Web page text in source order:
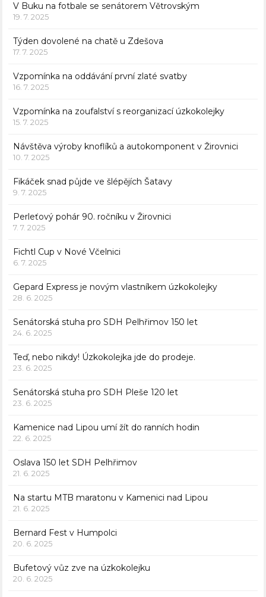
V Buku na fotbale se senátorem Větrovským
19. 7. 2025
Týden dovolené na chatě u Zdešova
17. 7. 2025
Vzpomínka na oddávání první zlaté svatby
16. 7. 2025
Vzpomínka na zoufalství s reorganizací úzkokolejky
15. 7. 2025
Návštěva výroby knoflíků a autokomponent v Žirovnici
10. 7. 2025
Fikáček snad půjde ve šlépějích Šatavy
9. 7. 2025
Perleťový pohár 90. ročníku v Žirovnici
7. 7. 2025
Fichtl Cup v Nové Včelnici
6. 7. 2025
Gepard Express je novým vlastníkem úzkokolejky
28. 6. 2025
Senátorská stuha pro SDH Pelhřimov 150 let
24. 6. 2025
Teď, nebo nikdy! Úzkokolejka jde do prodeje.
23. 6. 2025
Senátorská stuha pro SDH Pleše 120 let
23. 6. 2025
Kamenice nad Lipou umí žít do ranních hodin
22. 6. 2025
Oslava 150 let SDH Pelhřimov
21. 6. 2025
Na startu MTB maratonu v Kamenici nad Lipou
21. 6. 2025
Bernard Fest v Humpolci
20. 6. 2025
Bufetový vůz zve na úzkokolejku
20. 6. 2025